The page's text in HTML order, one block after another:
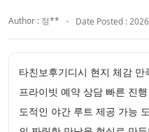
Author : 정** Date Posted :
타친보후기디시 현지 체감
프라이빗 예약 상담 빠른 진
도적인 야간 루트 제공 가능